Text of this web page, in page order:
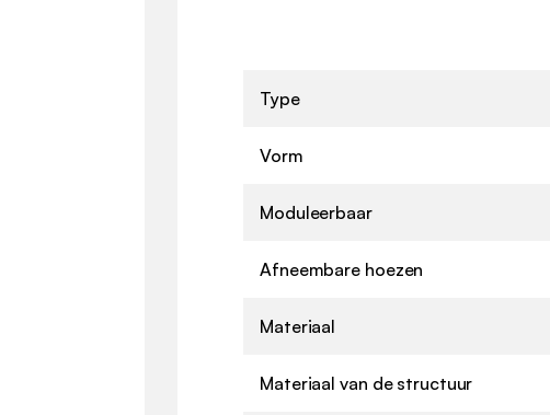
Type
Vorm
Moduleerbaar
Afneembare hoezen
Materiaal
Materiaal van de structuur